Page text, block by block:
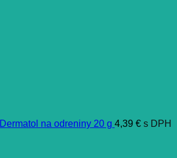
Dermatol na odreniny 20 g 4,39 € s DPH